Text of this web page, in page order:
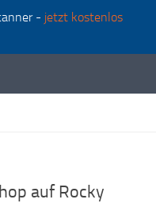
- jetzt kostenlos
auf Rocky